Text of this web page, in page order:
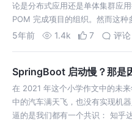
论是分布式应用还是单体集群应
POM 完成项目的组织。然而这种
5年前 1.4k 7 评论
SpringBoot 启动慢？那是
在 2021 年这个小学作文中的未
中的汽车满天飞，也没有实现机
逼的是我们都有一个共识： 知乎